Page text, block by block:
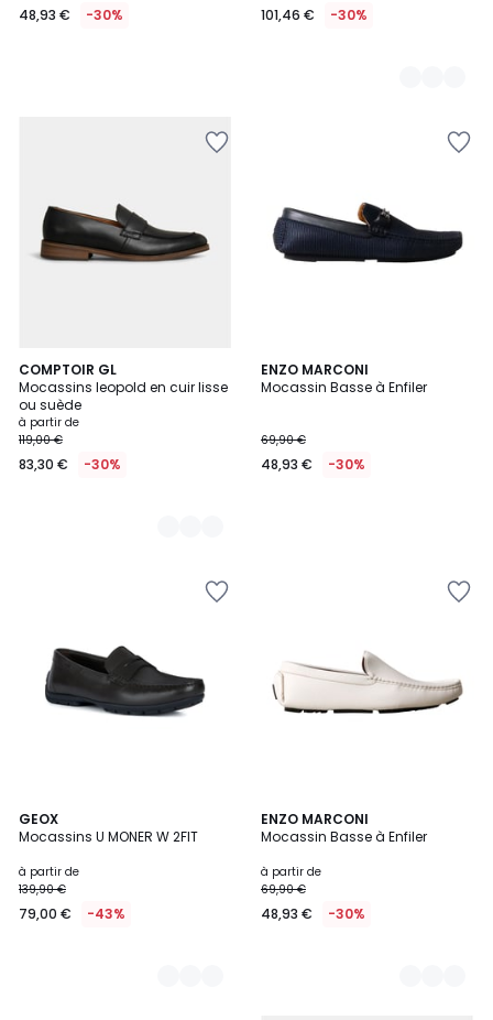
48,93 € -30% 101,46 € -30%
COMPTOIR GL
Mocassins leopold en cuir lisse
ou suède
à partir de
119,00 €
83,30 € -30%
3
Couleurs
ENZO MARCONI
Mocassin Basse à Enfiler
69,90 €
48,93 € -30%
GEOX
Mocassins U MONER W 2FIT
à partir de
139,90 €
79,00 € -43%
2
Couleurs
ENZO MARCONI
Mocassin Basse à Enfiler
à partir de
69,90 €
48,93 € -30%
3
Couleurs